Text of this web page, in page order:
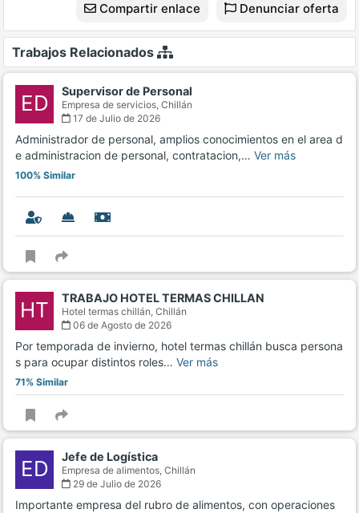
Compartir enlace Denunciar oferta
Trabajos Relacionados
ED Supervisor de Personal
Empresa de servicios, Chillán
17 de Julio de 2026
Administrador de personal, amplios conocimientos en el area d
e administracion de personal, contratacion,… Ver más
100% Similar
HT TRABAJO HOTEL TERMAS CHILLAN
Hotel termas chillán, Chillán
06 de Agosto de 2026
Por temporada de invierno, hotel termas chillán busca persona
s para ocupar distintos roles… Ver más
71% Similar
ED Jefe de Logística
Empresa de alimentos, Chillán
29 de Julio de 2026
Importante empresa del rubro de alimentos, con operaciones